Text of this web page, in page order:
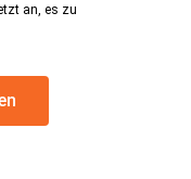
an, es zu